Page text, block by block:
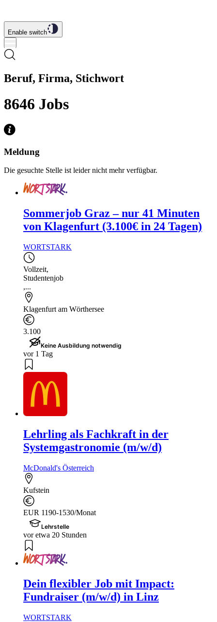
Enable switch
Beruf, Firma, Stichwort
8646 Jobs
Meldung
Die gesuchte Stelle ist leider nicht mehr verfügbar.
Sommerjob Graz – nur 41 Minuten
von Klagenfurt (3.100€ in 24 Tagen)
WORTSTARK
Vollzeit,
Studentenjob
,...
Klagenfurt am Wörthersee
3.100
Keine Ausbildung notwendig
vor 1 Tag
Lehrling als Fachkraft in der
Systemgastronomie (m/w/d)
McDonald's Österreich
Kufstein
EUR 1190-1530/Monat
Lehrstelle
vor etwa 20 Stunden
Dein flexibler Job mit Impact:
Fundraiser (m/w/d) in Linz
WORTSTARK